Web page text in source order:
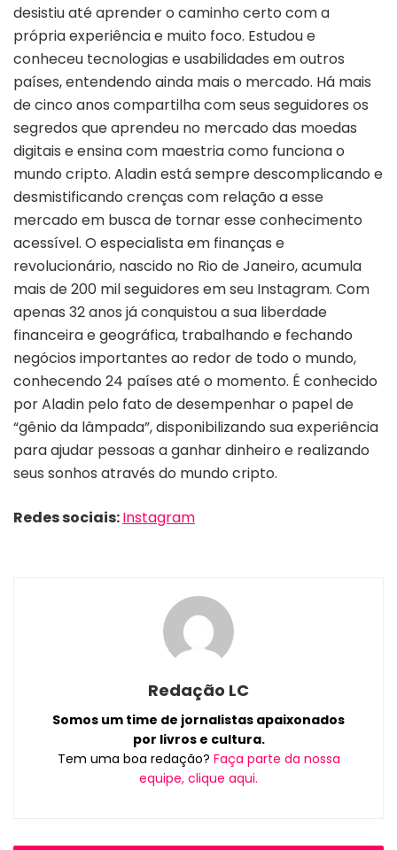
desistiu até aprender o caminho certo com a
própria experiência e muito foco. Estudou e
conheceu tecnologias e usabilidades em outros
países, entendendo ainda mais o mercado. Há mais
de cinco anos compartilha com seus seguidores os
segredos que aprendeu no mercado das moedas
digitais e ensina com maestria como funciona o
mundo cripto. Aladin está sempre descomplicando e
desmistificando crenças com relação a esse
mercado em busca de tornar esse conhecimento
acessível. O especialista em finanças e
revolucionário, nascido no Rio de Janeiro, acumula
mais de 200 mil seguidores em seu Instagram. Com
apenas 32 anos já conquistou a sua liberdade
financeira e geográfica, trabalhando e fechando
negócios importantes ao redor de todo o mundo,
conhecendo 24 países até o momento. É conhecido
por Aladin pelo fato de desempenhar o papel de
“gênio da lâmpada”, disponibilizando sua experiência
para ajudar pessoas a ganhar dinheiro e realizando
seus sonhos através do mundo cripto.
Redes sociais:Instagram
Redação LC
Somos um time de jornalistas apaixonados
por livros e cultura.
Tem uma boa redação? Faça parte da nossa
equipe, clique aqui.